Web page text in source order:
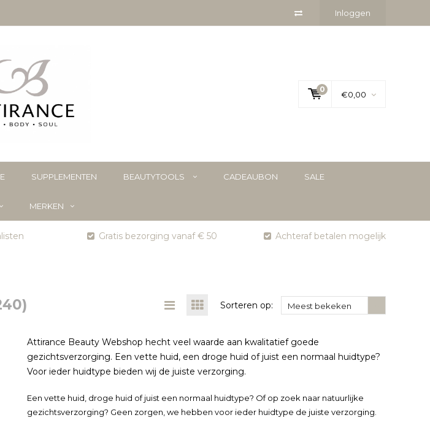
Inloggen
0
€0,00
SUPPLEMENTEN BEAUTYTOOLS CADEAUBON SALE
MERKEN
Gratis bezorging vanaf € 50 Achteraf betalen mogelijk
Sorteren op: Meest bekeken
Attirance Beauty Webshop hecht veel waarde aan kwalitatief goede
gezichtsverzorging. Een vette huid, een droge huid of juist een normaal huidtype?
Voor ieder huidtype bieden wij de juiste verzorging.
Een vette huid, droge huid of juist een normaal huidtype? Of op zoek naar natuurlijke
gezichtsverzorging? Geen zorgen, we hebben voor ieder huidtype de juiste verzorging.